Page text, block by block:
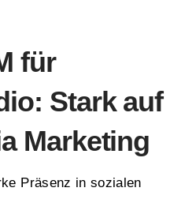
für
Stark auf
Marketing
Präsenz in sozialen